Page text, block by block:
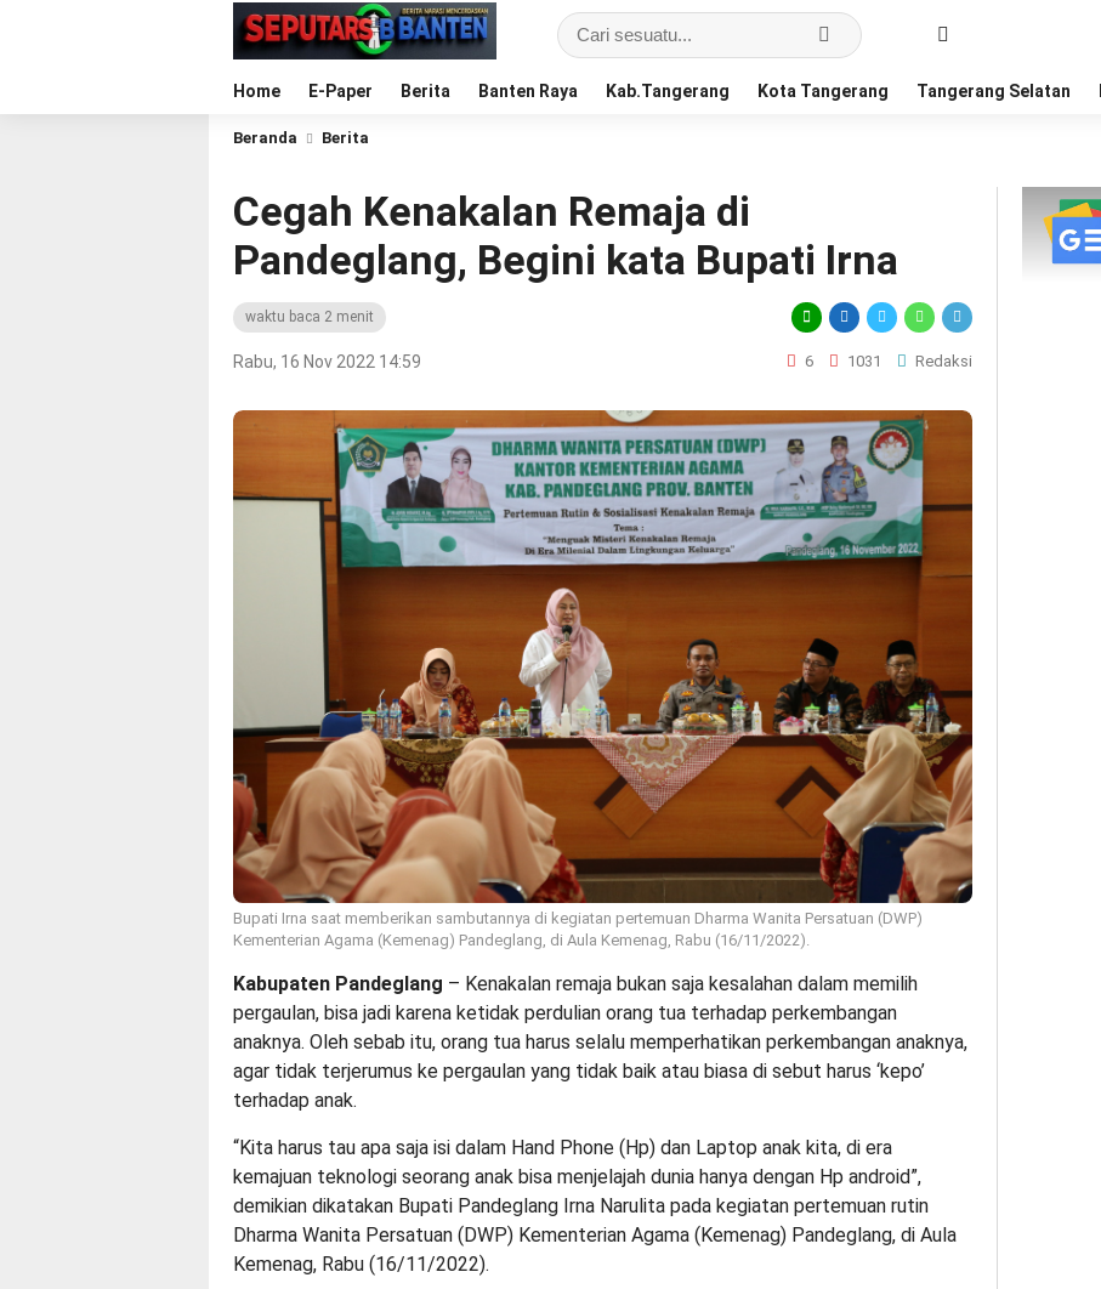
Home E-Paper Berita Banten Raya Kab.Tangerang Kota Tangerang Tangerang Selatan
Beranda Berita
Cegah Kenakalan Remaja di
Pandeglang, Begini kata Bupati Irna
waktu baca 2 menit
Rabu, 16 Nov 2022 14:59 6 1031 Redaksi
Bupati Irna saat memberikan sambutannya di kegiatan pertemuan Dharma Wanita Persatuan (DWP)
Kementerian Agama (Kemenag) Pandeglang, di Aula Kemenag, Rabu (16/11/2022).
Kabupaten Pandeglang – Kenakalan remaja bukan saja kesalahan dalam memilih
pergaulan, bisa jadi karena ketidak perdulian orang tua terhadap perkembangan
anaknya. Oleh sebab itu, orang tua harus selalu memperhatikan perkembangan anaknya,
agar tidak terjerumus ke pergaulan yang tidak baik atau biasa di sebut harus ‘kepo’
terhadap anak.
“Kita harus tau apa saja isi dalam Hand Phone (Hp) dan Laptop anak kita, di era
kemajuan teknologi seorang anak bisa menjelajah dunia hanya dengan Hp android”,
demikian dikatakan Bupati Pandeglang Irna Narulita pada kegiatan pertemuan rutin
Dharma Wanita Persatuan (DWP) Kementerian Agama (Kemenag) Pandeglang, di Aula
Kemenag, Rabu (16/11/2022).